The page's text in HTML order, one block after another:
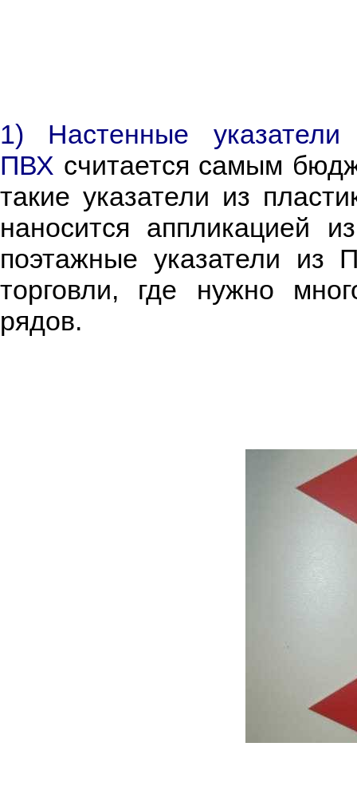
1) Настенные
ПВХ считается самым
такие указатели из
наносится аппликацией
поэтажные указатели из
торговли, где нужно
рядов.